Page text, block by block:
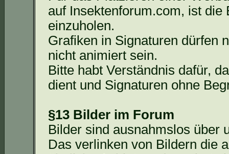
auf Insektenforum.com, ist
einzuholen.
Grafiken in Signaturen dürfen
nicht animiert sein.
Bitte habt Verständnis dafür,
dient und Signaturen ohne
§13 Bilder im Forum
Bilder sind ausnahmslos über
Das verlinken von Bildern die